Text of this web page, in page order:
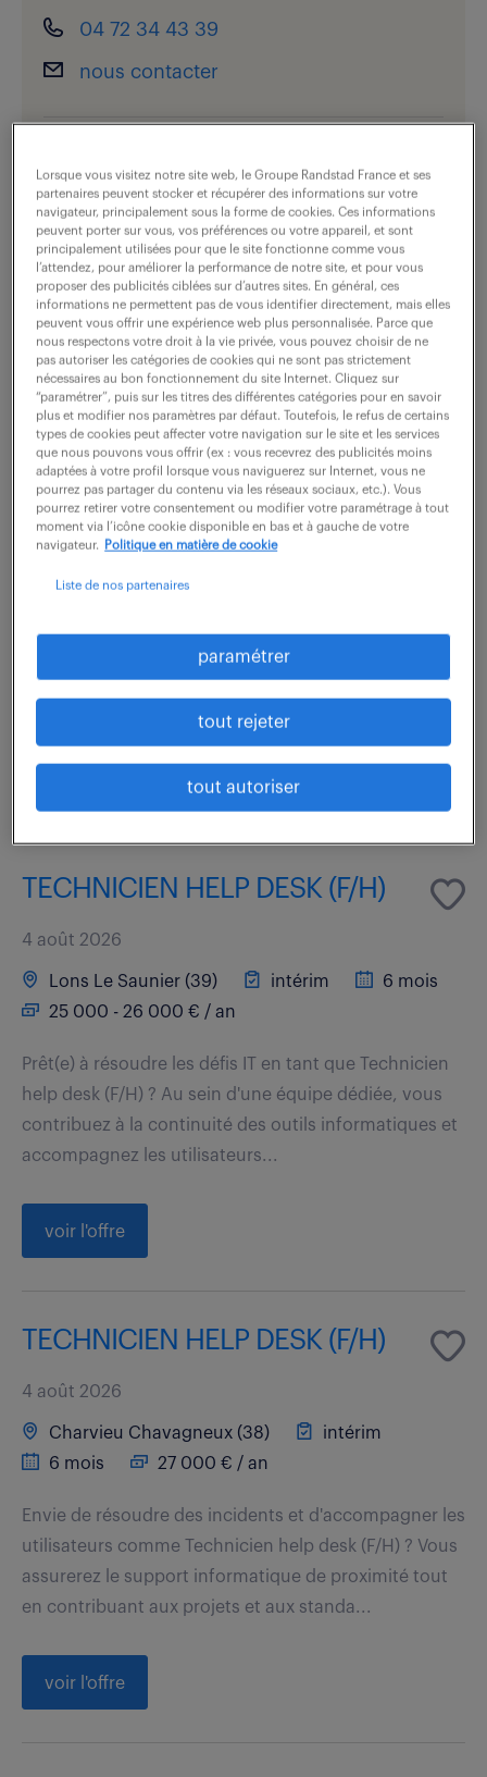
04 72 34 43 39
nous contacter
04 72 34 43 30
nous contacter
horaires.
fermé
voir les horaires
vous êtes recruteur ?
dernières offres -
spécialité technologies.
recevoir les offres par mail
TECHNICIEN HELP DESK (F/H)
4 août 2026
Lons Le Saunier (39) intérim
6 mois
25 000 - 26 000 € / an
Prêt(e) à résoudre les défis IT en tant que Technicien
help desk (F/H) ? Au sein d'une équipe dédiée, vous
contribuez à la continuité des outils informatiques et
accompagnez les utilisateurs...
voir l'offre
TECHNICIEN HELP DESK (F/H)
4 août 2026
Charvieu Chavagneux (38)
intérim
6 mois
27 000 € / an
Envie de résoudre des incidents et d'accompagner les
utilisateurs comme Technicien help desk (F/H) ? Vous
assurerez le support informatique de proximité tout
en contribuant aux projets et aux standa...
voir l'offre
Lorsque vous visitez notre site web, le Groupe Randstad France et ses
partenaires peuvent stocker et récupérer des informations sur votre
navigateur, principalement sous la forme de cookies. Ces informations
peuvent porter sur vous, vos préférences ou votre appareil, et sont
principalement utilisées pour que le site fonctionne comme vous
l’attendez, pour améliorer la performance de notre site, et pour vous
proposer des publicités ciblées sur d’autres sites. En général, ces
informations ne permettent pas de vous identifier directement, mais elles
peuvent vous offrir une expérience web plus personnalisée. Parce que
nous respectons votre droit à la vie privée, vous pouvez choisir de ne
pas autoriser les catégories de cookies qui ne sont pas strictement
nécessaires au bon fonctionnement du site Internet. Cliquez sur
“paramétrer”, puis sur les titres des différentes catégories pour en savoir
plus et modifier nos paramètres par défaut. Toutefois, le refus de certains
types de cookies peut affecter votre navigation sur le site et les services
que nous pouvons vous offrir (ex : vous recevrez des publicités moins
adaptées à votre profil lorsque vous naviguerez sur Internet, vous ne
pourrez pas partager du contenu via les réseaux sociaux, etc.). Vous
pourrez retirer votre consentement ou modifier votre paramétrage à tout
moment via l’icône cookie disponible en bas et à gauche de votre
navigateur.
Politique en matière de cookie
Liste de nos partenaires
paramétrer
tout rejeter
tout autoriser